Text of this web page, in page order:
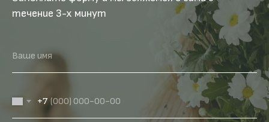
течение 3-х минут
Ваше имя
+7